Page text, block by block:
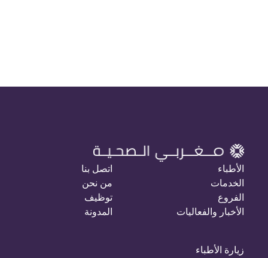
الأطباء
الخدمات
الفروع
الأخبار والفعاليات
اتصل بنا
من نحن
توظيف
المدونة
زيارة الأطباء